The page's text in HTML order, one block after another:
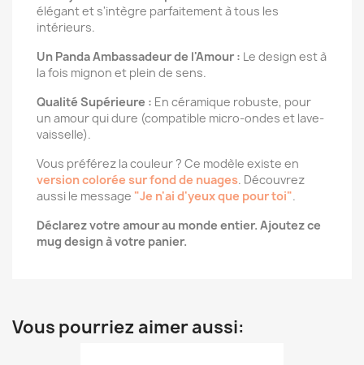
élégant et s'intègre parfaitement à tous les
intérieurs.
Un Panda Ambassadeur de l'Amour : Le design est à
la fois mignon et plein de sens.
Qualité Supérieure : En céramique robuste, pour
un amour qui dure (compatible micro-ondes et lave-
vaisselle).
Vous préférez la couleur ? Ce modèle existe en
version colorée sur fond de nuages. Découvrez
aussi le message "Je n'ai d'yeux que pour toi".
Déclarez votre amour au monde entier. Ajoutez ce
mug design à votre panier.
Vous pourriez aimer aussi: